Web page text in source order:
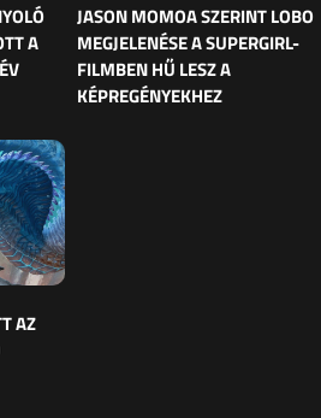
A
JASON MOMOA SZERINT LOBO
MEGJELENÉSE A SUPERGIRL-
FILMBEN HŰ LESZ A
KÉPREGÉNYEKHEZ
AZ